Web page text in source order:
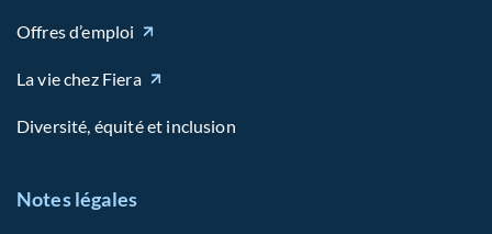
Offres d’emploi
La vie chez Fiera
Diversité, équité et inclusion
Notes légales